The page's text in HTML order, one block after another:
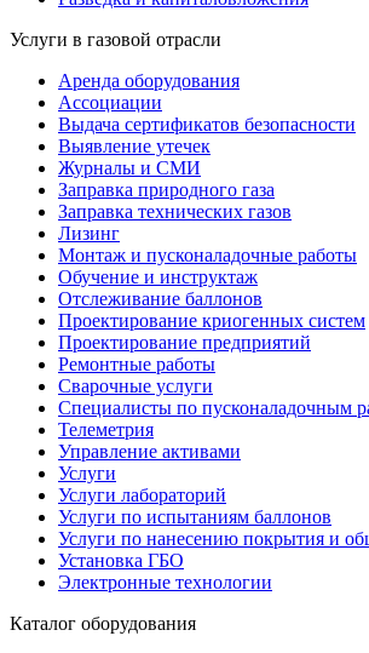
Услуги в газовой отрасли
Аренда оборудования
Ассоциации
Выдача сертификатов безопасности
Выявление утечек
Журналы и СМИ
Заправка природного газа
Заправка технических газов
Лизинг
Монтаж и пусконаладочные работы
Обучение и инструктаж
Отслеживание баллонов
Проектирование криогенных систем
Проектирование предприятий
Ремонтные работы
Сварочные услуги
Специалисты по пусконаладочным
Телеметрия
Управление активами
Услуги
Услуги лабораторий
Услуги по испытаниям баллонов
Услуги по нанесению покрытия и
Установка ГБО
Электронные технологии
Каталог оборудования